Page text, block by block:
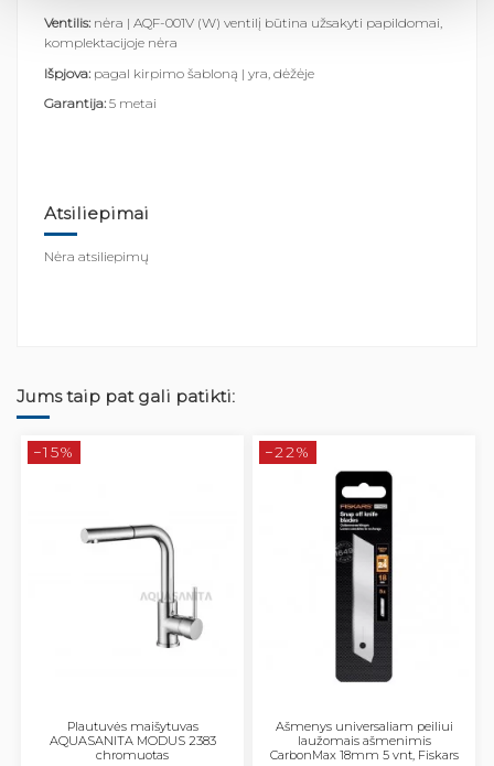
Ventilis: nėra | AQF-001V (W) ventilį būtina užsakyti papildomai,
komplektacijoje nėra
Išpjova: pagal kirpimo šabloną | yra, dėžėje
Garantija: 5 metai
Atsiliepimai
Nėra atsiliepimų
Jums taip pat gali patikti:
−15%
Plautuvės maišytuvas
AQUASANITA MODUS 2383
chromuotas
−22%
Ašmenys universaliam peiliui
laužomais ašmenimis
CarbonMax 18mm 5 vnt, Fiskars